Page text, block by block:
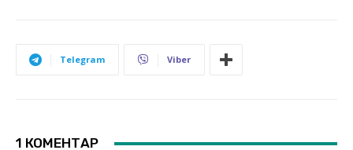
Telegram Viber
1 КОМЕНТАР